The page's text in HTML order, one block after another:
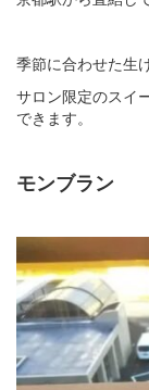
季節に合わせた生
サロン限定のスイ
できます。
モンブラン